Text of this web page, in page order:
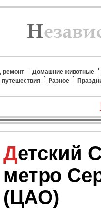
ремонт
Домашние животные
Разное
Детский Сад №735,
метро
(ЦАО)